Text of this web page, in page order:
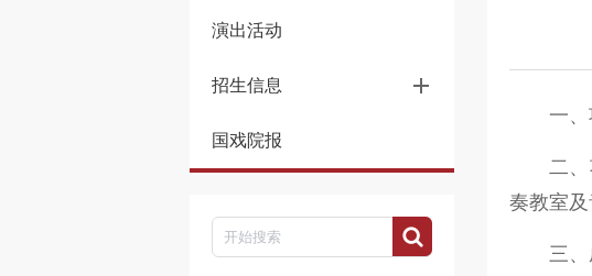
演出活动
招生信息
国戏院报
一
二
奏教室及
三